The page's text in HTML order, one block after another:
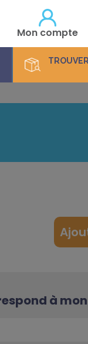
Mon compte
TROUVER
à